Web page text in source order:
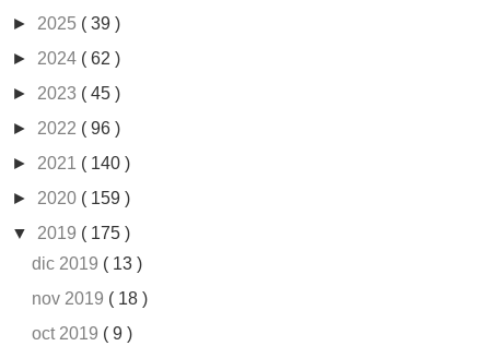
► 2025 ( 39 )
► 2024 ( 62 )
► 2023 ( 45 )
► 2022 ( 96 )
► 2021 ( 140 )
► 2020 ( 159 )
▼ 2019 ( 175 )
dic 2019 ( 13 )
nov 2019 ( 18 )
oct 2019 ( 9 )